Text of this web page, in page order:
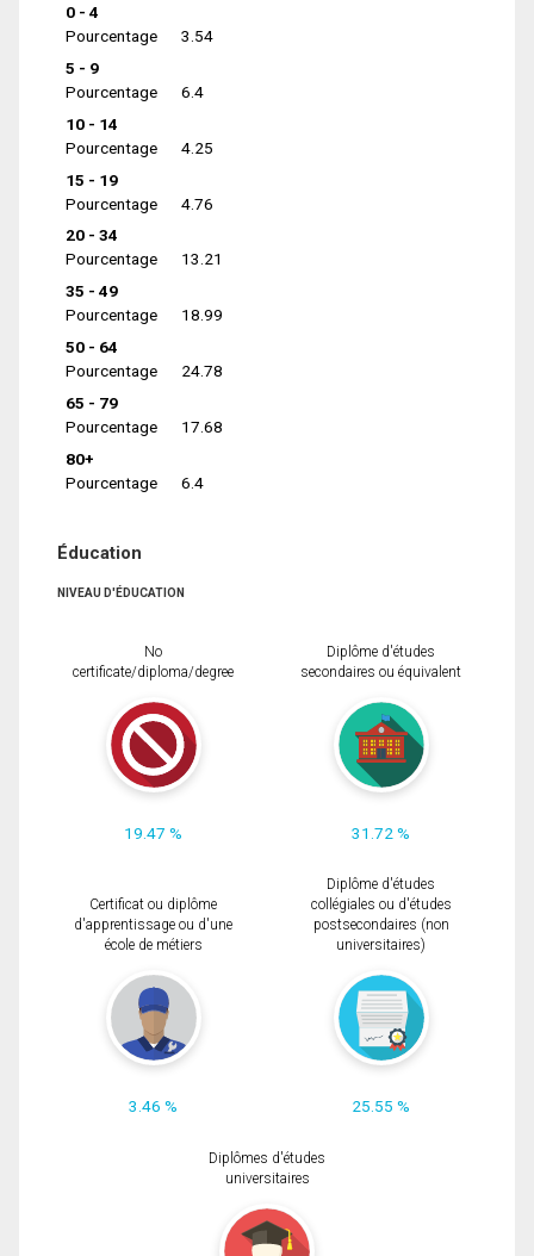
0 - 4
Pourcentage
3.54
5 - 9
Pourcentage
6.4
10 - 14
Pourcentage
4.25
15 - 19
Pourcentage
4.76
20 - 34
Pourcentage
13.21
35 - 49
Pourcentage
18.99
50 - 64
Pourcentage
24.78
65 - 79
Pourcentage
17.68
80+
Pourcentage
6.4
Éducation
NIVEAU D'ÉDUCATION
No
certificate/diploma/degree
19.47 %
Diplôme d'études
secondaires ou équivalent
31.72 %
Certificat ou diplôme
d'apprentissage ou d'une
école de métiers
3.46 %
Diplôme d'études
collégiales ou d'études
postsecondaires (non
universitaires)
25.55 %
Diplômes d'études
universitaires